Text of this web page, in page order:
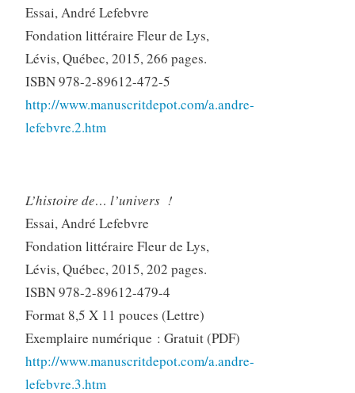
Essai, André Lefebvre
Fondation littéraire Fleur de Lys,
Lévis, Québec, 2015, 266 pages.
ISBN 978-2-89612-472-5
http://www.manuscritdepot.com/a.andre-
lefebvre.2.htm
L’histoire de… l’univers !
Essai, André Lefebvre
Fondation littéraire Fleur de Lys,
Lévis, Québec, 2015, 202 pages.
ISBN 978-2-89612-479-4
Format 8,5 X 11 pouces (Lettre)
Exemplaire numérique : Gratuit (PDF)
http://www.manuscritdepot.com/a.andre-
lefebvre.3.htm